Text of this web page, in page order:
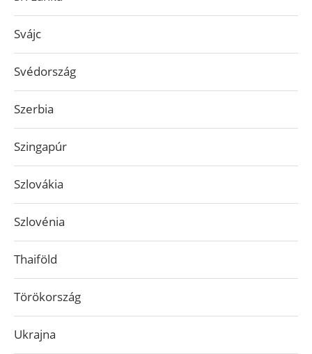
Svájc
Svédország
Szerbia
Szingapúr
Szlovákia
Szlovénia
Thaiföld
Törökország
Ukrajna